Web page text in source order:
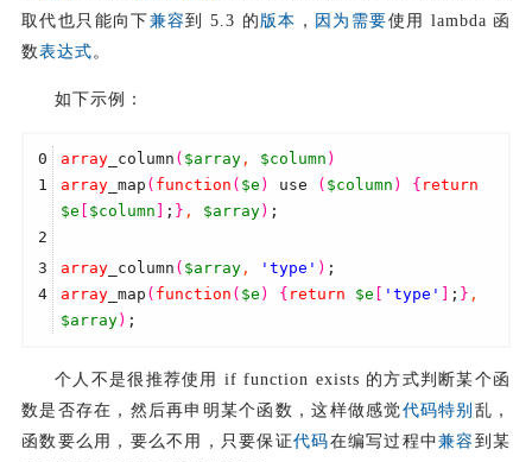
取代也只能向下兼容到 5.3 的 版本 ， 因为 需要使用 lambda 函
数表达式。
如下示例：
0
1
2
3
4
array _column ( $array , $column )
array _map ( function ( $e ) use ( $column ) { return
$e
$column ; } , $array) ;
array _column ( $array , 'type' ) ;
array _map ( function ( $e ) { return $e 'type' ; } ,
$array) ;
个人不是很推荐使用 if function exists 的方式判断某个函
数是否存在，然后再申明某个函数，这样做感觉代码特别 乱，
函数要么用，要么不用，只要保证代码在编写过程中兼容 到某